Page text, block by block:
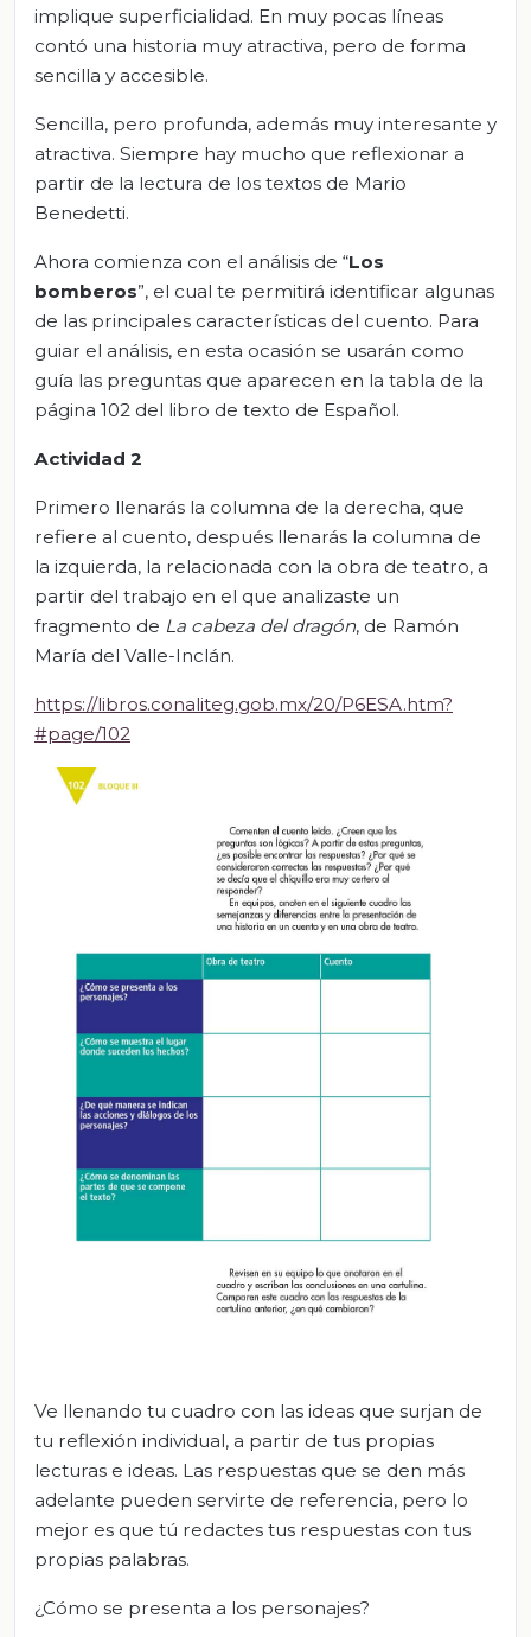
implique superficialidad. En muy pocas líneas
contó una historia muy atractiva, pero de forma
sencilla y accesible.
Sencilla, pero profunda, además muy interesante y
atractiva. Siempre hay mucho que reflexionar a
partir de la lectura de los textos de Mario
Benedetti.
Ahora comienza con el análisis de “Los
bomberos”, el cual te permitirá identificar algunas
de las principales características del cuento. Para
guiar el análisis, en esta ocasión se usarán como
guía las preguntas que aparecen en la tabla de la
página 102 del libro de texto de Español.
Actividad 2
Primero llenarás la columna de la derecha, que
refiere al cuento, después llenarás la columna de
la izquierda, la relacionada con la obra de teatro, a
partir del trabajo en el que analizaste un
fragmento de La cabeza del dragón, de Ramón
María del Valle-Inclán.
https://libros.conaliteg.gob.mx/20/P6ESA.htm?
#page/102
Ve llenando tu cuadro con las ideas que surjan de
tu reflexión individual, a partir de tus propias
lecturas e ideas. Las respuestas que se den más
adelante pueden servirte de referencia, pero lo
mejor es que tú redactes tus respuestas con tus
propias palabras.
¿Cómo se presenta a los personajes?